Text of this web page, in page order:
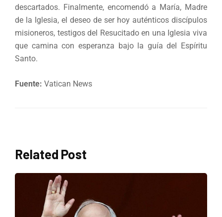
descartados. Finalmente, encomendó a María, Madre
de la Iglesia, el deseo de ser hoy auténticos discípulos
misioneros, testigos del Resucitado en una Iglesia viva
que camina con esperanza bajo la guía del Espíritu
Santo.
Fuente: Vatican News
Related Post